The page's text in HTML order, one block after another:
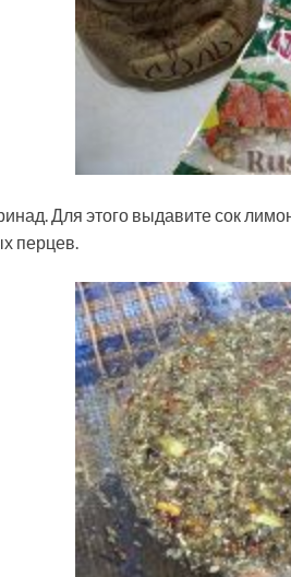
Для этого выдавите сок
перцев.